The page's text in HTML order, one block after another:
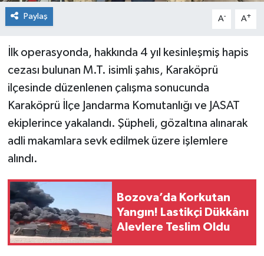
Paylaş A- A+
İlk operasyonda, hakkında 4 yıl kesinleşmiş hapis
cezası bulunan M.T. isimli şahıs, Karaköprü
ilçesinde düzenlenen çalışma sonucunda
Karaköprü İlçe Jandarma Komutanlığı ve JASAT
ekiplerince yakalandı. Şüpheli, gözaltına alınarak
adli makamlara sevk edilmek üzere işlemlere
alındı.
Bozova’da Korkutan
Yangın! Lastikçi Dükkânı
Alevlere Teslim Oldu